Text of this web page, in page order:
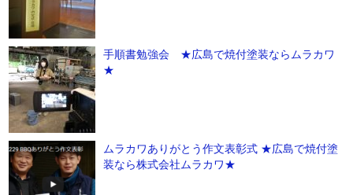
手順書勉強会 ★広島で焼付塗装ならムラカワ
★
ムラカワありがとう作文表彰式 ★広島で焼付塗
装なら株式会社ムラカワ★